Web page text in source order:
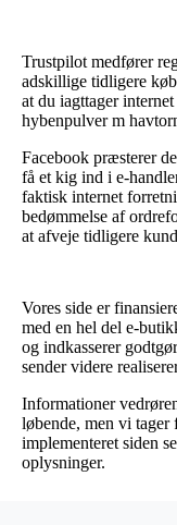
Trustpilot medfører
adskillige tidligere
at du iagttager
hybenpulver m
Facebook præsterer
få et kig ind i e-
faktisk internet
bedømmelse af
at afveje tidligere
Vores side er
med en hel del e-
og indkasserer
sender videre
Informationer
løbende, men vi
implementeret siden
oplysninger.